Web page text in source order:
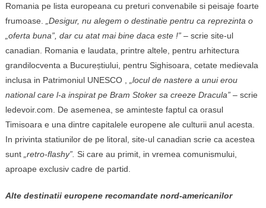
Romania pe lista europeana cu preturi convenabile si peisaje foarte
frumoase.
„Desigur, nu alegem o destinatie pentru ca reprezinta o
„oferta buna”, dar cu atat mai bine daca este !” – scrie site-ul
canadian. Romania e laudata, printre altele, pentru arhitectura
grandilocventa a Bucureștiului, pentru Sighisoara, cetate medievala
inclusa in Patrimoniul UNESCO ,
„locul de nastere a unui erou
national care l-a inspirat pe Bram Stoker sa creeze Dracula” – scrie
ledevoir.com. De asemenea, se aminteste faptul ca orasul
Timisoara e una dintre capitalele europene ale culturii anul acesta.
In privinta statiunilor de pe litoral, site-ul canadian scrie ca acestea
sunt „retro-flashy”. Si care au primit, in vremea comunismului,
aproape exclusiv cadre de partid.
Alte destinatii europene recomandate nord-americanilor